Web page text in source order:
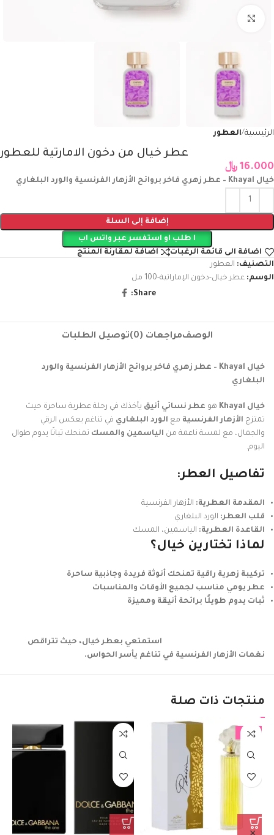
الرئيسية العطور
عطر خيال من دخون الامارتية للعطور
16.000 ﷼
خيال Khayal – عطر زهري فاخر بروائح الأزهار الفرنسية والورد البلغاري
إضافة إلى السلة
ا طلب او استفسر عبر واتس اب
اضافة الى قائمة الرغبات
اضافة لمقارنة المنتج
التصنيف: العطور
الوسم: عطر خيال-دخون الإماراتية-100 مل
Share:
الوصفمراجعات (0) توصيل الطلبات
خيال Khayal – عطر زهري فاخر بروائح الأزهار الفرنسية والورد
البلغاري
خيال Khayal هو عطر نسائي أنيق يأخذك في رحلة عطرية ساحرة حيث
تمتزج الأزهار الفرنسية مع الورد البلغاري في تناغم يعكس الرقي
والجمال، مع لمسة ناعمة من الياسمين والمسك تمنحك ثباتًا يدوم طوال
اليوم.
تفاصيل العطر:
المقدمة العطرية: الأزهار الفرنسية
قلب العطر: الورد البلغاري
القاعدة العطرية: الياسمين، المسك
لماذا تختارين خيال؟
تركيبة زهرية راقية تمنحك أنوثة فريدة وجاذبية ساحرة
عطر يومي مناسب لجميع الأوقات والمناسبات
ثبات يدوم طويلًا برائحة أنيقة ومميزة
استمتعي بعطر خيال، حيث تتراقص
نغمات الأزهار الفرنسية في تناغم يأسر الحواس.
منتجات ذات صلة
-18%